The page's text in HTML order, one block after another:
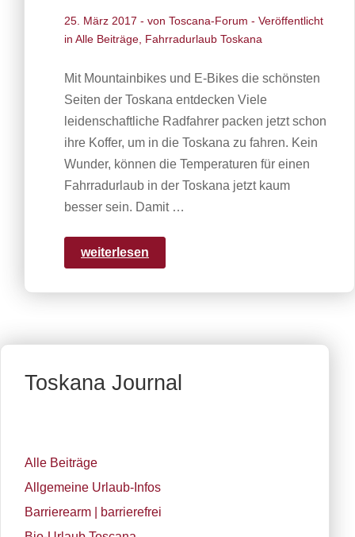
25. März 2017 - von Toscana-Forum - Veröffentlicht
in Alle Beiträge Fahrradurlaub Toskana
Mit Mountainbikes und E-Bikes die schönsten
Seiten der Toskana entdecken Viele
leidenschaftliche Radfahrer packen jetzt schon
ihre Koffer, um in die Toskana zu fahren. Kein
Wunder, können die Temperaturen für einen
Fahrradurlaub in der Toskana jetzt kaum
besser sein. Damit …
weiterlesen
Toskana Journal
Alle Beiträge
Allgemeine Urlaub-Infos
Barrierearm | barrierefrei